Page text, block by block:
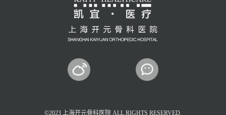
©2023 上海开元骨科医院 ALL RIGHTS RESERVED.